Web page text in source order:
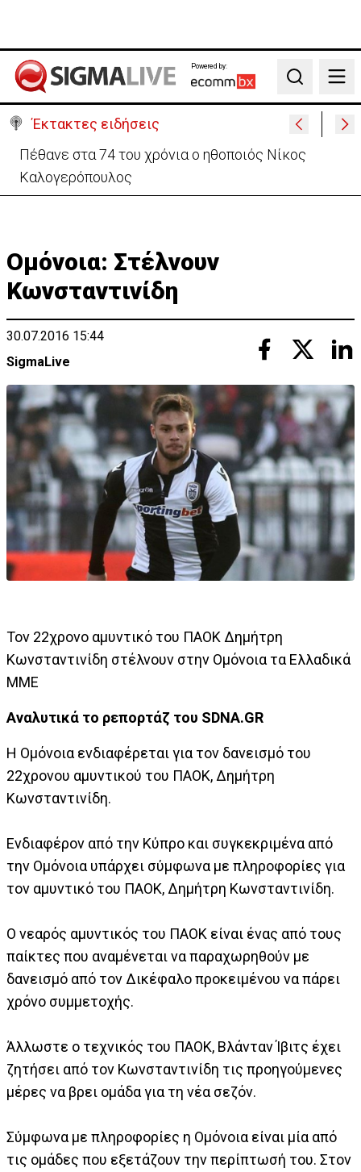
Powered by:
Search
Έκτακτες ειδήσεις
Ρωσία: Υψηλός ο κίνδυνος κλιμάκωσης σε Κύπρο –
Ανησυχία για την Πράσινη Γραμμή
Ομόνοια: Στέλνουν
Κωνσταντινίδη
30.07.2016 15:44
SigmaLive
Τον 22χρονο αμυντικό του ΠΑΟΚ Δημήτρη
Κωνσταντινίδη στέλνουν στην Ομόνοια τα Ελλαδικά
ΜΜΕ
Αναλυτικά το ρεπορτάζ του SDNA.GR
Η Ομόνοια ενδιαφέρεται για τον δανεισμό του
22χρονου αμυντικού του ΠΑΟΚ, Δημήτρη
Κωνσταντινίδη.
Ενδιαφέρον από την Κύπρο και συγκεκριμένα από
την Ομόνοια υπάρχει σύμφωνα με πληροφορίες για
τον αμυντικό του ΠΑΟΚ, Δημήτρη Κωνσταντινίδη.
Ο νεαρός αμυντικός του ΠΑΟΚ είναι ένας από τους
παίκτες που αναμένεται να παραχωρηθούν με
δανεισμό από τον Δικέφαλο προκειμένου να πάρει
χρόνο συμμετοχής.
Άλλωστε ο τεχνικός του ΠΑΟΚ, Βλάνταν Ίβιτς έχει
ζητήσει από τον Κωνσταντινίδη τις προηγούμενες
μέρες να βρει ομάδα για τη νέα σεζόν.
Σύμφωνα με πληροφορίες η Ομόνοια είναι μία από
τις ομάδες που εξετάζουν την περίπτωσή του. Στον